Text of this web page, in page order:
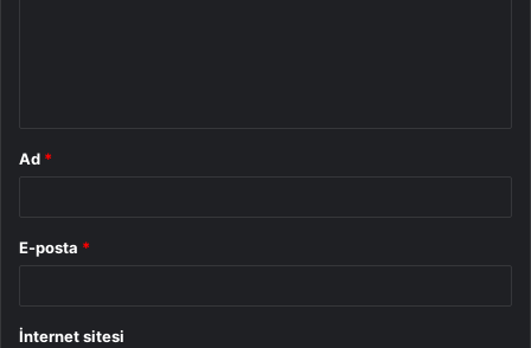
Ad *
E-posta *
İnternet sitesi